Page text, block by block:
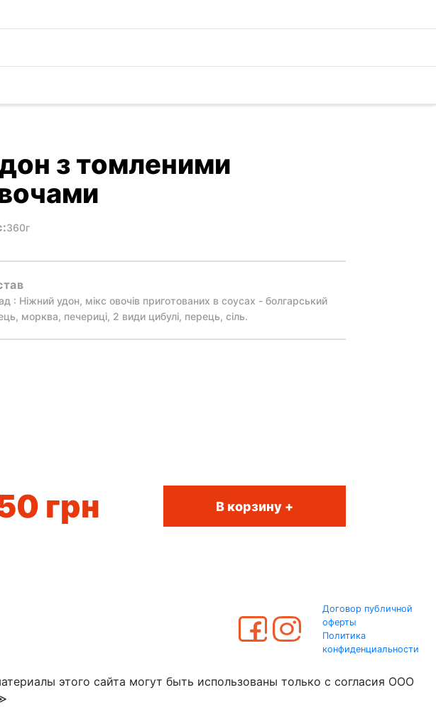
з томленими
360г
: Ніжний удон, мікс овочів приготованих в соусах - болгарський
морква, печериці, 2 види цибулі, перець, сіль.
грн В корзину +
Договор публичной
оферты
Политика
конфиденциальности
этого сайта могут быть использованы только с согласия ООО